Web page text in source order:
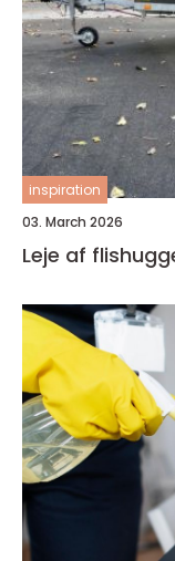
inspiration
03. March 2026
Leje af